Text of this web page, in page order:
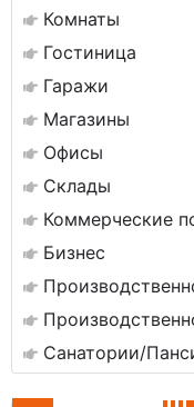
Комнаты
Гостиница
Гаражи
Магазины
Офисы
Склады
Коммерческие
Бизнес
Санатории/